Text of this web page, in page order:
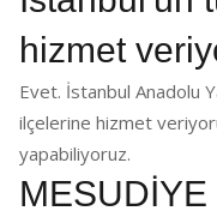
hizmet
Evet. İstanbul Anadolu
ilçelerine hizmet
yapabiliyoruz.